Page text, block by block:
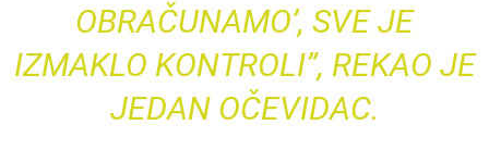
OBRAČUNAMO’, SVE JE
IZMAKLO KONTROLI”, REKAO JE
JEDAN OČEVIDAC.